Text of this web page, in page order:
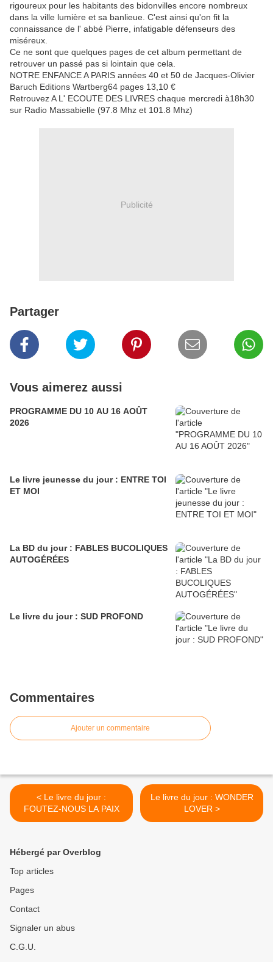
rigoureux pour les habitants des bidonvilles encore nombreux
dans la ville lumière et sa banlieue. C'est ainsi qu'on fit la
connaissance de l' abbé Pierre, infatigable défenseurs des
miséreux.
Ce ne sont que quelques pages de cet album permettant de
retrouver un passé pas si lointain que cela.
NOTRE ENFANCE A PARIS années 40 et 50 de Jacques-Olivier
Baruch Editions Wartberg64 pages 13,10 €
Retrouvez A L' ECOUTE DES LIVRES chaque mercredi à18h30
sur Radio Massabielle (97.8 Mhz et 101.8 Mhz)
Publicité
Partager
Vous aimerez aussi
PROGRAMME DU 10 AU 16 AOÛT
2026
Le livre jeunesse du jour : ENTRE TOI
ET MOI
La BD du jour : FABLES BUCOLIQUES
AUTOGÉRÉES
Le livre du jour : SUD PROFOND
Commentaires
Ajouter un commentaire
< Le livre du jour :
FOUTEZ-NOUS LA PAIX
Le livre du jour : WONDER
LOVER >
Hébergé par Overblog
Top articles
Pages
Contact
Signaler un abus
C.G.U.